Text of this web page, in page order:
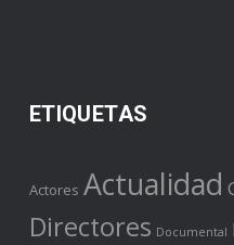
ETIQUETAS
Actores Actualidad
Directores Documental